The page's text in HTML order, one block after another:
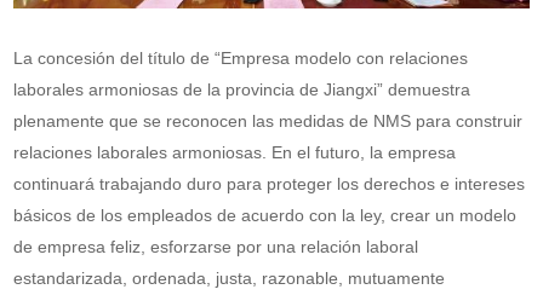
La concesión del título de “Empresa modelo con relaciones
laborales armoniosas de la provincia de Jiangxi” demuestra
plenamente que se reconocen las medidas de NMS para construir
relaciones laborales armoniosas. En el futuro, la empresa
continuará trabajando duro para proteger los derechos e intereses
básicos de los empleados de acuerdo con la ley, crear un modelo
de empresa feliz, esforzarse por una relación laboral
estandarizada, ordenada, justa, razonable, mutuamente